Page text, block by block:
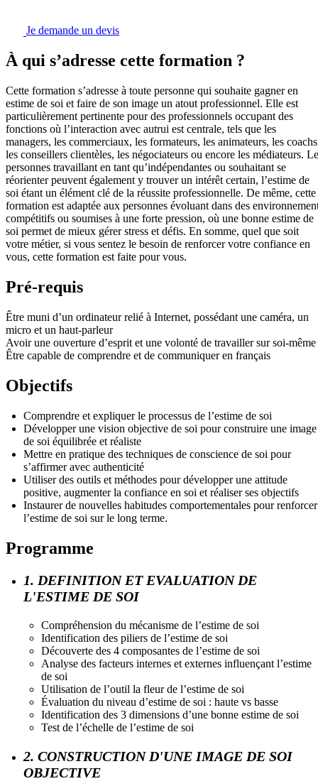
Je demande un devis
À qui s’adresse cette formation ?
Cette formation s’adresse à toute personne qui souhaite gagner en
estime de soi et faire de son image un atout professionnel. Elle est
particulièrement pertinente pour des professionnels occupant des
fonctions où l’interaction avec autrui est centrale, tels que les
managers, les commerciaux, les formateurs, les animateurs, les
les conseillers clientèles, les négociateurs ou encore les médiateurs.
personnes travaillant en tant qu’indépendantes ou souhaitant se
réorienter peuvent également y trouver un intérêt certain, l’estime de
soi étant un élément clé de la réussite professionnelle. De même, cette
formation est adaptée aux personnes évoluant dans des
compétitifs ou soumises à une forte pression, où une bonne estime de
soi permet de mieux gérer stress et défis. En somme, quel que soit
votre métier, si vous sentez le besoin de renforcer votre confiance en
vous, cette formation est faite pour vous.
Pré-requis
Être muni d’un ordinateur relié à Internet, possédant une caméra, un
micro et un haut-parleur
Avoir une ouverture d’esprit et une volonté de travailler sur soi-même
Être capable de comprendre et de communiquer en français
Objectifs
Comprendre et expliquer le processus de l’estime de soi
Développer une vision objective de soi pour construire une image
de soi équilibrée et réaliste
Mettre en pratique des techniques de conscience de soi pour
s’affirmer avec authenticité
Utiliser des outils et méthodes pour développer une attitude
positive, augmenter la confiance en soi et réaliser ses objectifs
Instaurer de nouvelles habitudes comportementales pour renforcer
l’estime de soi sur le long terme.
Programme
1. DEFINITION ET EVALUATION DE
L'ESTIME DE SOI
Compréhension du mécanisme de l’estime de soi
Identification des piliers de l’estime de soi
Découverte des 4 composantes de l’estime de soi
Analyse des facteurs internes et externes influençant l’estime
de soi
Utilisation de l’outil la fleur de l’estime de soi
Évaluation du niveau d’estime de soi : haute vs basse
Identification des 3 dimensions d’une bonne estime de soi
Test de l’échelle de l’estime de soi
2. CONSTRUCTION D'UNE IMAGE DE SOI
OBJECTIVE